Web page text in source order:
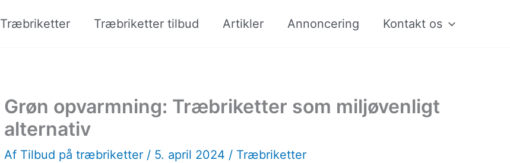
Træbriketter Træbriketter tilbud Artikler Annoncering Kontakt os
Grøn opvarmning: Træbriketter som miljøvenligt
alternativ
Af Tilbud på træbriketter / 5. april 2024 / Træbriketter